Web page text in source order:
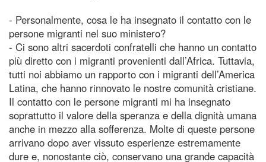
- Personalmente, cosa le ha insegnato il contatto con le
persone migranti nel suo ministero?
- Ci sono altri sacerdoti confratelli che hanno un contatto
più diretto con i migranti provenienti dall’Africa. Tuttavia,
tutti noi abbiamo un rapporto con i migranti dell’America
Latina, che hanno rinnovato le nostre comunità cristiane.
Il contatto con le persone migranti mi ha insegnato
soprattutto il valore della speranza e della dignità umana
anche in mezzo alla sofferenza. Molte di queste persone
arrivano dopo aver vissuto esperienze estremamente
dure e, nonostante ciò, conservano una grande capacità